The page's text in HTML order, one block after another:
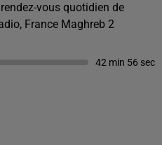
vous quotidien de
France Maghreb 2
42 min 56 sec